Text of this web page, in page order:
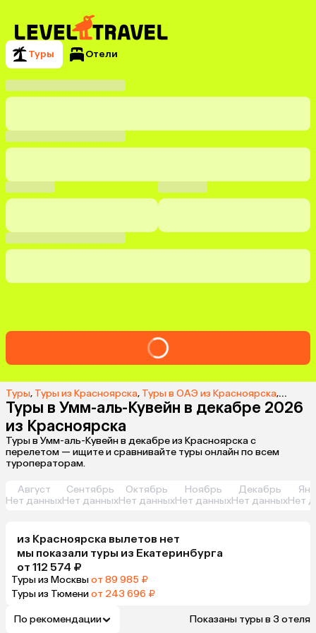
Туры Отели
Туры, Туры из Красноярска, Туры в ОАЭ из Красноярска, Туры
Туры в Умм-аль-Кувейн в декабре 2026
из Красноярска
Туры в Умм-аль-Кувейн в декабре из Красноярска с
перелетом — ищите и сравнивайте туры онлайн по всем
туроператорам.
Август
Нет данных
Сентябрь
Нет данных
Октябрь
Нет данных
Ноябрь
Нет данных
Декабрь
Нет данныхНет
из Красноярска вылетов нет
мы показали туры из Екатеринбурга
от 112 574 ₽
Туры из Москвыот 89 985 ₽
Туры из Тюмениот 243 696 ₽
По рекомендации Показаны туры в 3 отеля